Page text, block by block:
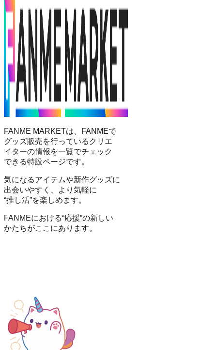
FANME MARKETは、FANMEで
グッズ販売を行っているクリエ
イターの情報を一覧でチェック
できる特設ページです。
気になるアイテムや新作グッズに
出会いやすく、より気軽に
“推し活”を楽しめます。
FANMEにおける“応援”の新しい
かたちがここにあります。